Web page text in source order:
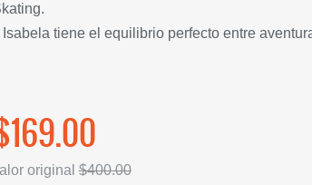
Isabela tiene el equilibrio perfecto entre
original$400.00